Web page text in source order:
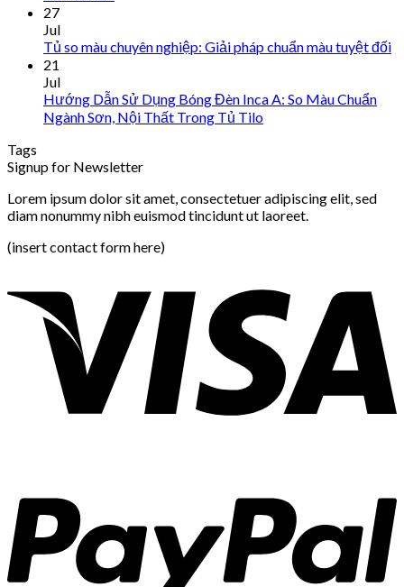
27
Jul
Tủ so màu chuyên nghiệp: Giải pháp chuẩn màu tuyệt đối
21
Jul
Hướng Dẫn Sử Dụng Bóng Đèn Inca A: So Màu Chuẩn
Ngành Sơn, Nội Thất Trong Tủ Tilo
Tags
Signup for Newsletter
Lorem ipsum dolor sit amet, consectetuer adipiscing elit, sed
diam nonummy nibh euismod tincidunt ut laoreet.
(insert contact form here)